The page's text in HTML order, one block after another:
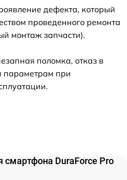
дефекта, который
проведенного ремонта
монтаж запчасти).
поломка, отказ в
параметрам при
смартфона DuraForce Pro